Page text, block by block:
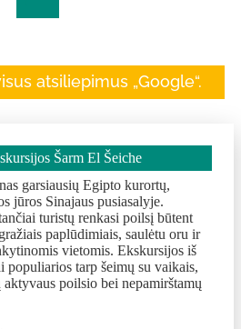
atsiliepimus „Google“.
Šarm El Šeiche
garsiausių Egipto kurortų,
jūros Sinajaus pusiasalyje.
turistų renkasi poilsį būtent
paplūdimiais, saulėtu oru ir
vietomis. Ekskursijos iš
populiarios tarp šeimų su vaikais,
poilsio bei nepamirštamų